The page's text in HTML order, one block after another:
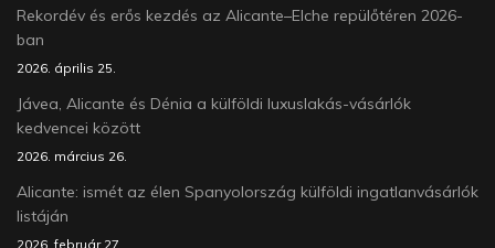
Rekordév és erős kezdés az Alicante–Elche repülőtéren 2026-
ban
2026. április 25.
Jávea, Alicante és Dénia a külföldi luxuslakás-vásárlók
kedvencei között
2026. március 26.
Alicante: ismét az élen Spanyolország külföldi ingatlanvásárlók
listáján
2026. február 27.